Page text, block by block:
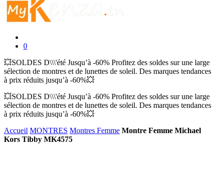
0
💥SOLDES D\\\'été Jusqu’à -60% Profitez des soldes sur une large
sélection de montres et de lunettes de soleil. Des marques tendances
à prix réduits jusqu’à -60%💥
💥SOLDES D\\\'été Jusqu’à -60% Profitez des soldes sur une large
sélection de montres et de lunettes de soleil. Des marques tendances
à prix réduits jusqu’à -60%💥
Accueil MONTRES Montres Femme Montre Femme Michael
Kors Tibby MK4575